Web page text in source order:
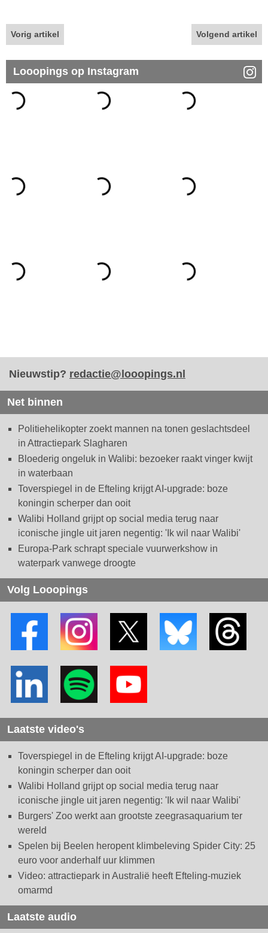
Vorig artikel Volgend artikel
Looopings op Instagram
Nieuwstip? redactie@looopings.nl
Net binnen
Politiehelikopter zoekt mannen na tonen geslachtsdeel
in Attractiepark Slagharen
Bloederig ongeluk in Walibi: bezoeker raakt vinger kwijt
in waterbaan
Toverspiegel in de Efteling krijgt AI-upgrade: boze
koningin scherper dan ooit
Walibi Holland grijpt op social media terug naar
iconische jingle uit jaren negentig: 'Ik wil naar Walibi'
Europa-Park schrapt speciale vuurwerkshow in
waterpark vanwege droogte
Volg Looopings
Laatste video's
Toverspiegel in de Efteling krijgt AI-upgrade: boze
koningin scherper dan ooit
Walibi Holland grijpt op social media terug naar
iconische jingle uit jaren negentig: 'Ik wil naar Walibi'
Burgers' Zoo werkt aan grootste zeegrasaquarium ter
wereld
Spelen bij Beelen heropent klimbeleving Spider City: 25
euro voor anderhalf uur klimmen
Video: attractiepark in Australië heeft Efteling-muziek
omarmd
Laatste audio